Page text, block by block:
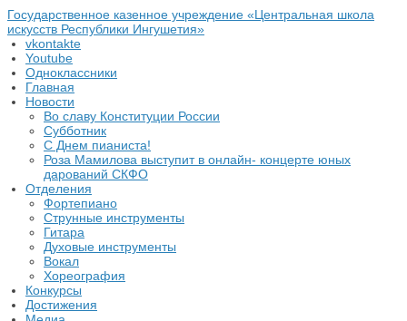
Государственное казенное учреждение «Центральная школа
искусств Республики Ингушетия»
vkontakte
Youtube
Одноклассники
Главная
Новости
Во славу Конституции России
Субботник
С Днем пианиста!
Роза Мамилова выступит в онлайн- концерте юных
дарований СКФО
Отделения
Фортепиано
Струнные инструменты
Гитара
Духовые инструменты
Вокал
Хореография
Конкурсы
Достижения